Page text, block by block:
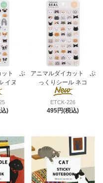
ット ぷ
イヌ
)
アニマルダイカット ぷ
っくりシール ネコ
ETCK-226
495円(税込)